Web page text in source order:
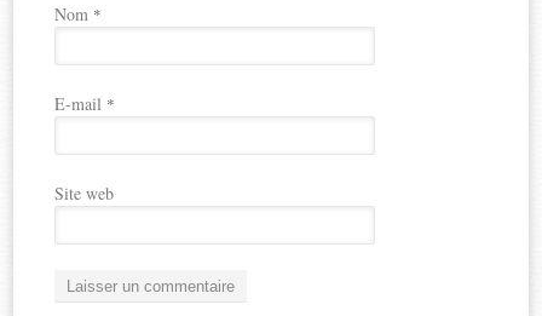
Nom *
E-mail *
Site web